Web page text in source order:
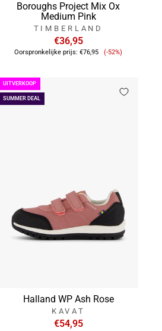
Boroughs Project Mix Ox
Medium Pink
TIMBERLAND
€36,95
Oorspronkelijke prijs:€76,95 Verkoopprijs
(-52%)
SUMMER DEAL
UITVERKOOP
Halland WP Ash Rose
KAVAT
€54,95